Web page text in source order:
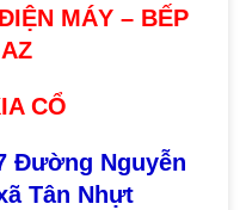
MÁY – BẾP
CỔ
Đường Nguyễn
Tân Nhựt